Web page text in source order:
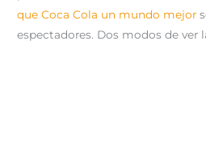
que Coca Cola un mundo mejor
espectadores. Dos modos de ver